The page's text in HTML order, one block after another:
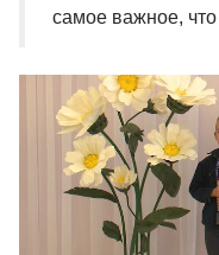
самое важное, что